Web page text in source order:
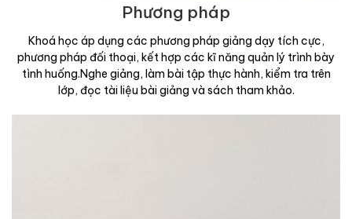
Phương pháp
Khoá học áp dụng các phương pháp giảng dạy tích cực,
phương pháp đối thoại, kết hợp các kĩ năng quản lý trình bày
tình huống.Nghe giảng, làm bài tập thực hành, kiểm tra trên
lớp, đọc tài liệu bài giảng và sách tham khảo.